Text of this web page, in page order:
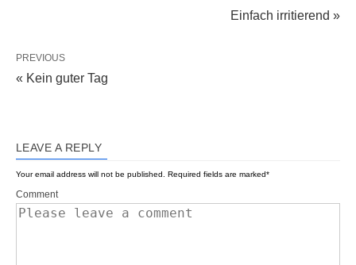
Einfach irritierend »
PREVIOUS
« Kein guter Tag
LEAVE A REPLY
Your email address will not be published. Required fields are marked*
Comment